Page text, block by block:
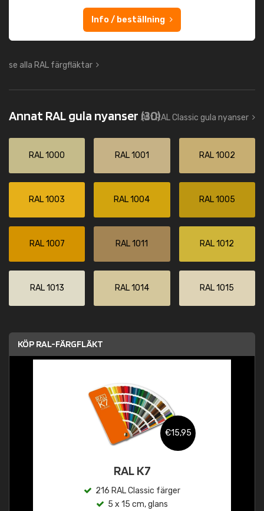
Info / beställning
se alla RAL färgfläktar
Annat RAL gula nyanser(30)
Allt RAL Classic gula nyanser
RAL 1000 RAL 1001 RAL 1002
RAL 1003 RAL 1004 RAL 1005
RAL 1007 RAL 1011 RAL 1012
RAL 1013 RAL 1014 RAL 1015
KÖP RAL-FÄRGFLÄKT
€15,95
RAL K7
216 RAL Classic färger
5 x 15 cm, glans